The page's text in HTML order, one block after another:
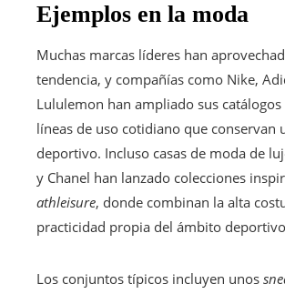
Ejemplos en la moda
Muchas marcas líderes han
tendencia, y compañías como Nike,
Lululemon han ampliado sus
líneas de uso cotidiano que conservan
deportivo. Incluso casas de moda de
y Chanel han lanzado colecciones
athleisure, donde combinan la alta
practicidad propia del ámbito
Los conjuntos típicos incluyen unos